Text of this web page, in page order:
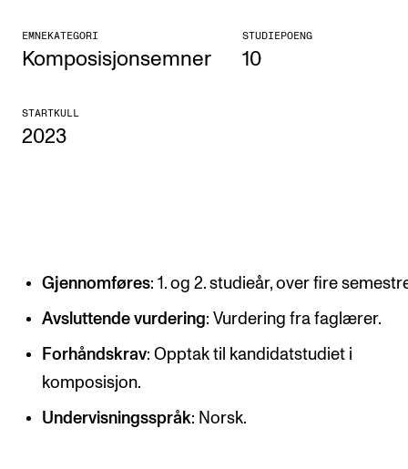
KONSERTER
Gjennomføre konserter og arrangementer
Offentlige konserter
Sibelius – Notation Software
Semesterregistrering
EMNEKATEGORI
Komposisjonsemner
STUDIEPOENG
10
STARTKULL
2023
Gjennomføres: 1. og 2. studieår, over fire
Avsluttende vurdering: Vurdering fra faglærer.
Forhåndskrav: Opptak til kandidatstudiet i
komposisjon.
Undervisningsspråk: Norsk.